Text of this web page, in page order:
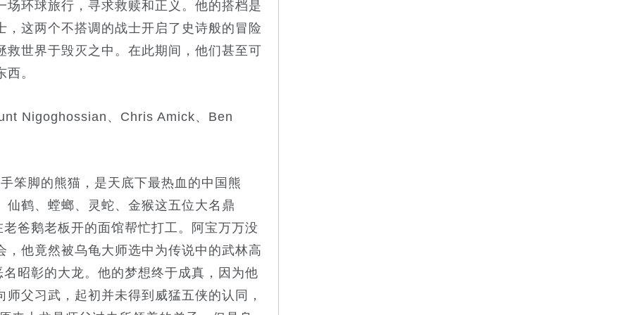
场环球旅行，寻求救赎和正义。他的搭档是
，这两个不搭调的战士开启了史诗般的冒险
世界于毁灭之中。在此期间，他们甚至可
。
、Chris Amick、Ben
脚的熊猫，是天底下最热血的中国熊
仙鹤、螳螂、灵蛇、金猴这五位大名鼎
老爸鹅老板开的面馆帮忙打工。阿宝万万没
，他竟然被乌龟大师选中为传说中的武林高
名昭彰的大龙。他的梦想终于成真，因为他
父习武，起初并未得到威猛五侠的认同，